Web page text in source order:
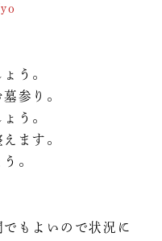
う。
参り。
う。
ます。
。
もよいので状況に